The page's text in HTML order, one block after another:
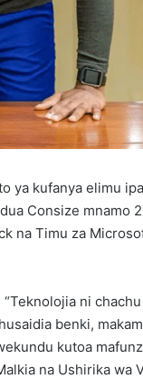
ya kufanya elimu
Consize mnamo
na Timu za
ni
benki,
kutoa
na Ushirika wa